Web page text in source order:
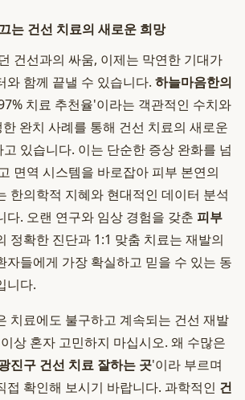
는 건선 치료의 새로운 희망
건선과의 싸움, 이제는 막연한 기대가
와 함께 끝낼 수 있습니다. 하늘마음한의
치료 추천율'이라는 객관적인 수치와
완치 사례를 통해 건선 치료의 새로운
있습니다. 이는 단순한 증상 완화를 넘
면역 시스템을 바로잡아 피부 본연의
한의학적 지혜와 현대적인 데이터 분석
다. 오랜 연구와 임상 경험을 갖춘 피부
정확한 진단과 1:1 맞춤 치료는 재발의
자들에게 가장 확실하고 믿을 수 있는 동
니다.
치료에도 불구하고 계속되는 건선 재발
상 혼자 고민하지 마십시오. 왜 수많은
진구 건선 치료 잘하는 곳'이라 부르며
접 확인해 보시기 바랍니다. 과학적인 건